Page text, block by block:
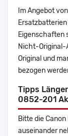
Im Angebot
Eigenschaften
Nicht-Original-
Original und
bezogen
Tipps
0852-201
Bitte die
auseinander